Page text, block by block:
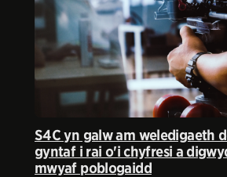
S4C yn galw am weledigaeth
gyntaf i rai o'i chyfresi a
mwyaf poblogaidd